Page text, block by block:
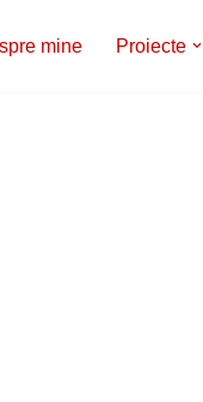
mine Proiecte